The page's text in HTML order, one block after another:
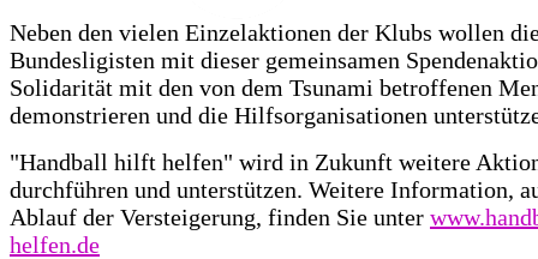
Neben den vielen Einzelaktionen der Klubs wollen
Bundesligisten mit dieser gemeinsamen
Solidarität mit den von dem Tsunami betroffenen
demonstrieren und die Hilfsorganisationen
"Handball hilft helfen" wird in Zukunft weitere
durchführen und unterstützen. Weitere Information,
Ablauf der Versteigerung, finden Sie unter
helfen.de